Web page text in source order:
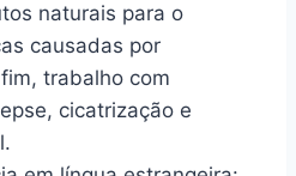
naturais para o
causadas por
trabalho com
cicatrização e